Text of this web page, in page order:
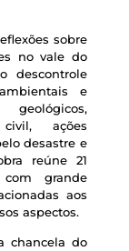
sobre
no vale do
descontrole
e
ações
desastre e
reúne 21
grande
aos
aspectos.
chancela do